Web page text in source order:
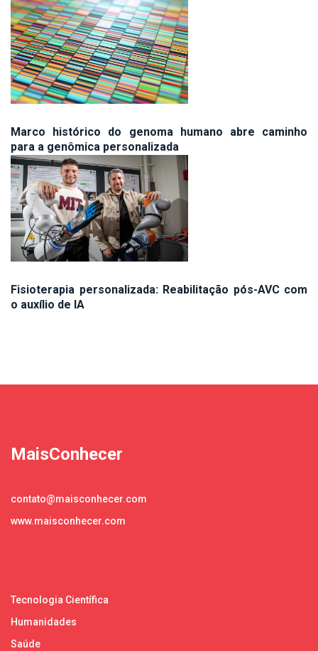
Marco histórico do genoma humano abre caminho
para a genômica personalizada
Fisioterapia personalizada: Reabilitação pós-AVC com
o auxílio de IA
MaisConhecer
contato@maisconhecer.com
www.maisconhecer.com
Tecnologia Científica
Humanidades
Saúde